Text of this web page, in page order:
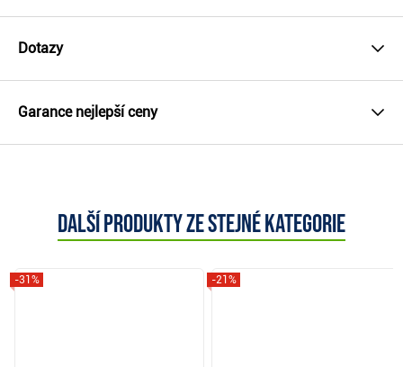
Dotazy
Garance nejlepší ceny
Další produkty ze stejné kategorie
-31% -21%